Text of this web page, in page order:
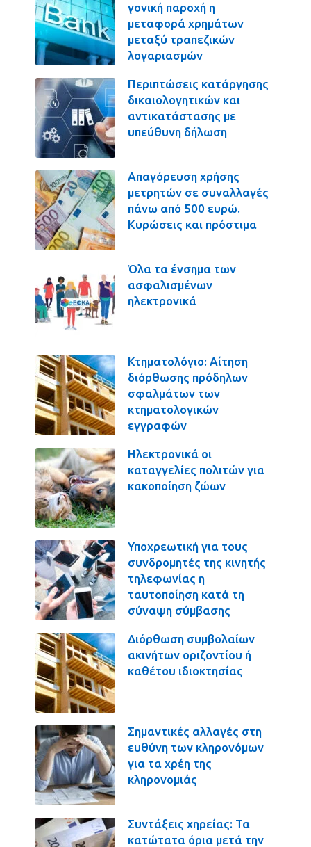
γονική παροχή η
μεταφορά χρημάτων
μεταξύ τραπεζικών
λογαριασμών
Περιπτώσεις κατάργησης
δικαιολογητικών και
αντικατάστασης με
υπεύθυνη δήλωση
Απαγόρευση χρήσης
μετρητών σε συναλλαγές
πάνω από 500 ευρώ.
Κυρώσεις και πρόστιμα
Όλα τα ένσημα των
ασφαλισμένων
ηλεκτρονικά
Κτηματολόγιο: Αίτηση
διόρθωσης πρόδηλων
σφαλμάτων των
κτηματολογικών
εγγραφών
Ηλεκτρονικά οι
καταγγελίες πολιτών για
κακοποίηση ζώων
Υποχρεωτική για τους
συνδρομητές της κινητής
τηλεφωνίας η
ταυτοποίηση κατά τη
σύναψη σύμβασης
Διόρθωση συμβολαίων
ακινήτων οριζοντίου ή
καθέτου ιδιοκτησίας
Σημαντικές αλλαγές στη
ευθύνη των κληρονόμων
για τα χρέη της
κληρονομιάς
Συντάξεις χηρείας: Τα
κατώτατα όρια μετά την